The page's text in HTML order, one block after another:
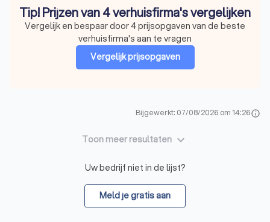
Tip! Prijzen van 4 verhuisfirma's vergelijken
Vergelijk en bespaar door 4 prijsopgaven van de beste
verhuisfirma's aan te vragen
Vergelijk prijsopgaven
Bijgewerkt: 07/08/2026 om 14:26info
Toon meer resultaten keyboard_arrow_down
Uw bedrijf niet in de lijst?
Meld je gratis aan